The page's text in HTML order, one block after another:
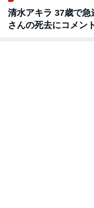
清水アキラ 37歳で
さんの死去にコメン